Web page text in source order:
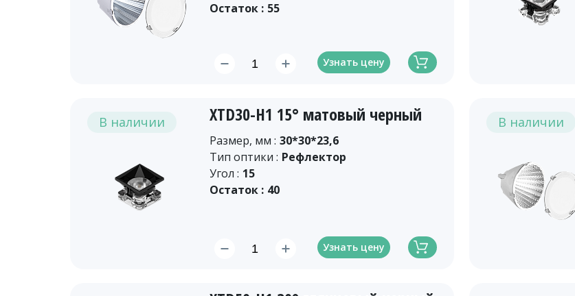
Остаток : 55
Узнать цену
В наличии XTD30-H1 15° матовый черный
Размер, мм : 30*30*23,6
Тип оптики : Рефлектор
Угол : 15
Остаток : 40
Узнать цену
В наличии